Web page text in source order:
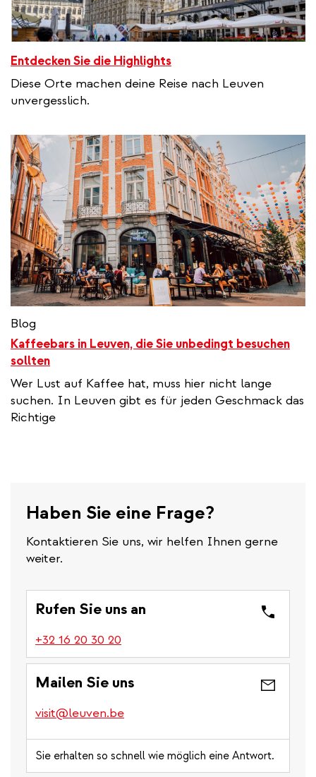
Entdecken Sie die Highlights
Diese Orte machen deine Reise nach Leuven
unvergesslich.
Blog
Kaffeebars in Leuven, die Sie unbedingt besuchen
sollten
Wer Lust auf Kaffee hat, muss hier nicht lange
suchen. In Leuven gibt es für jeden Geschmack das
Richtige
Haben Sie eine Frage?
Kontaktieren Sie uns, wir helfen Ihnen gerne
weiter.
Rufen Sie uns an
+32 16 20 30 20
is
phone
number)
Mailen Sie uns
visit@leuven.be
Sie erhalten so schnell wie möglich eine Antwort.